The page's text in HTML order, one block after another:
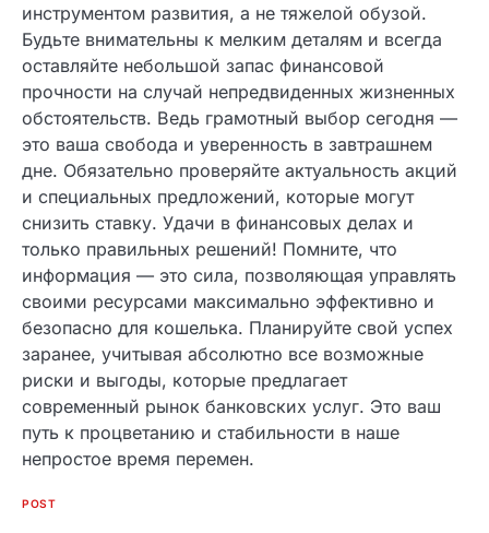
Таким образом, расчет платежа — это не пустая
формальность, а способ надежной защиты
своего финансового будущего. Используйте все
доступные инструменты, чтобы кредит стал
инструментом развития, а не тяжелой обузой.
Будьте внимательны к мелким деталям и всегда
оставляйте небольшой запас финансовой
прочности на случай непредвиденных
жизненных обстоятельств. Ведь грамотный
выбор сегодня — это ваша свобода и
уверенность в завтрашнем дне. Обязательно
проверяйте актуальность акций и специальных
предложений, которые могут снизить ставку.
Удачи в финансовых делах и только правильных
решений! Помните, что информация — это сила,
позволяющая управлять своими ресурсами
максимально эффективно и безопасно для
учитывая абсолютно все возможные риски и